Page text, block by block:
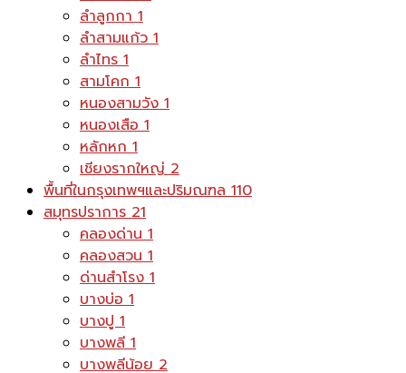
ลำลูกกา1
ลำสามแก้ว1
ลำไทร1
สามโคก1
หนองสามวัง1
หนองเสือ1
หลักหก1
เชียงรากใหญ่2
พื้นที่ในกรุงเทพฯและปริมณฑล110
สมุทรปราการ21
คลองด่าน1
คลองสวน1
ด่านสำโรง1
บางบ่อ1
บางปู1
บางพลี1
บางพลีน้อย2